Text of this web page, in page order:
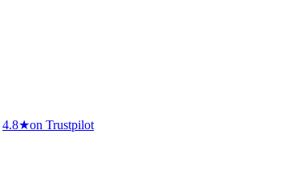
4.8★on Trustpilot